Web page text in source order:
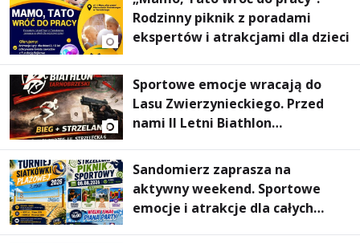
Rodzinny piknik z poradami
ekspertów i atrakcjami dla dzieci
Sportowe emocje wracają do
Lasu Zwierzynieckiego. Przed
nami II Letni Biathlon
Sandomierz zaprasza na
aktywny weekend. Sportowe
emocje i atrakcje dla całych